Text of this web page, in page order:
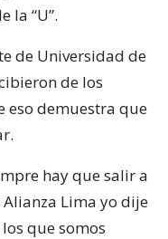
la “U”.
de Universidad de
de los
eso demuestra que
hay que salir a
Lima yo dije
que somos